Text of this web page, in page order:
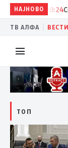
НАЈНОВО
20:24
ТВ АЛФА ВЕСТИ
ТОП
15:20